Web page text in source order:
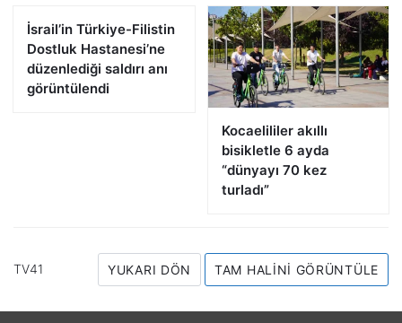
İsrail’in Türkiye-Filistin
Dostluk Hastanesi’ne
düzenlediği saldırı anı
görüntülendi
Kocaelililer akıllı
bisikletle 6 ayda
“dünyayı 70 kez
turladı”
TV41 YUKARI DÖN TAM HALINI GÖRÜNTÜLE